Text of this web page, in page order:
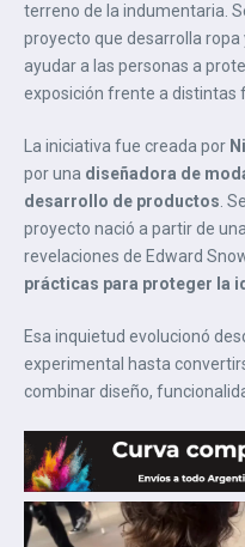
terreno de la indumentaria.
proyecto que desarrolla
ayudar a las personas a
exposición frente a distintas
La iniciativa fue creada por
por una diseñadora de
desarrollo de productos .
proyecto nació a partir de
revelaciones de Edward
prácticas para proteger la
Esa inquietud evolucionó
experimental hasta
combinar diseño,